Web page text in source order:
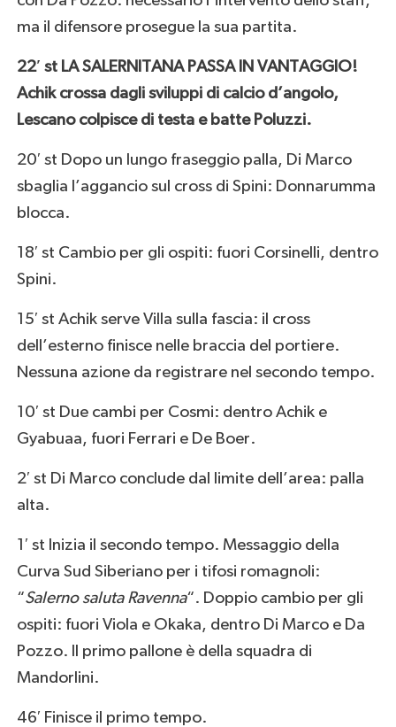
ma il difensore prosegue la sua partita.
22′ st LA SALERNITANA PASSA IN VANTAGGIO!
Achik crossa dagli sviluppi di calcio d’angolo,
Lescano colpisce di testa e batte Poluzzi.
20′ st Dopo un lungo fraseggio palla, Di Marco
sbaglia l’aggancio sul cross di Spini: Donnarumma
blocca.
18′ st Cambio per gli ospiti: fuori Corsinelli, dentro
Spini.
15′ st Achik serve Villa sulla fascia: il cross
dell’esterno finisce nelle braccia del portiere.
Nessuna azione da registrare nel secondo tempo.
10′ st Due cambi per Cosmi: dentro Achik e
Gyabuaa, fuori Ferrari e De Boer.
2′ st Di Marco conclude dal limite dell’area: palla
alta.
1′ st Inizia il secondo tempo. Messaggio della
Curva Sud Siberiano per i tifosi romagnoli:
“Salerno saluta Ravenna“. Doppio cambio per gli
ospiti: fuori Viola e Okaka, dentro Di Marco e Da
Pozzo. Il primo pallone è della squadra di
Mandorlini.
46′ Finisce il primo tempo.